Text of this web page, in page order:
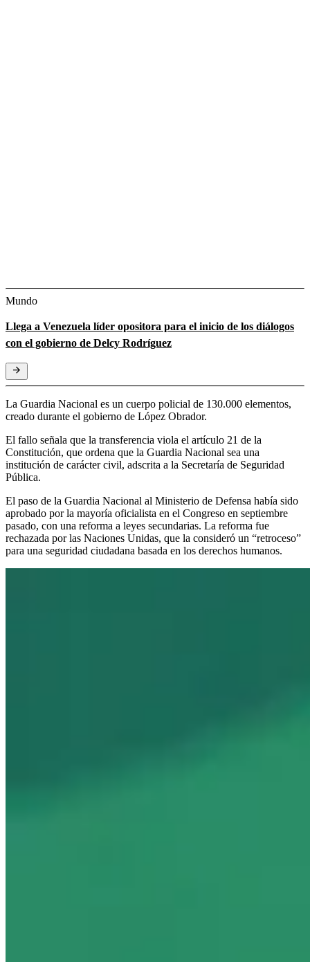
Mundo
Llega a Venezuela líder opositora para el inicio de los diálogos
con el gobierno de Delcy Rodríguez
La Guardia Nacional es un cuerpo policial de 130.000 elementos,
creado durante el gobierno de López Obrador.
El fallo señala que la transferencia viola el artículo 21 de la
Constitución, que ordena que la Guardia Nacional sea una
institución de carácter civil, adscrita a la Secretaría de Seguridad
Pública.
El paso de la Guardia Nacional al Ministerio de Defensa había sido
aprobado por la mayoría oficialista en el Congreso en septiembre
pasado, con una reforma a leyes secundarias. La reforma fue
rechazada por las Naciones Unidas, que la consideró un “retroceso”
para una seguridad ciudadana basada en los derechos humanos.